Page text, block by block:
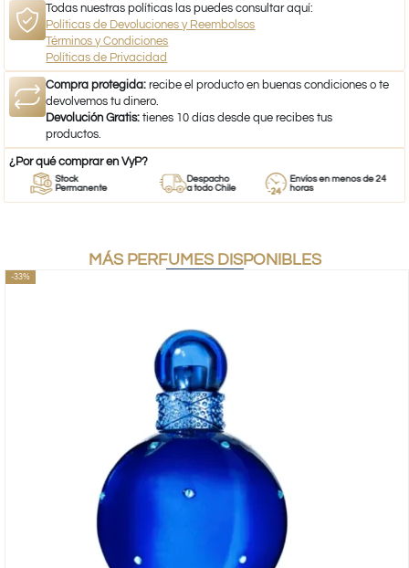
Todas nuestras políticas las puedes consultar aquí:
Políticas de Devoluciones y Reembolsos
Términos y Condiciones
Políticas de Privacidad
Compra protegida: recibe el producto en buenas condiciones o te
devolvemos tu dinero.
Devolución Gratis: tienes 10 días desde que recibes tus
productos.
¿Por qué comprar en VyP?
Stock
Permanente
Despacho
a todo Chile
Envíos en menos de 24
horas
MÁS PERFUMES DISPONIBLES
-33%